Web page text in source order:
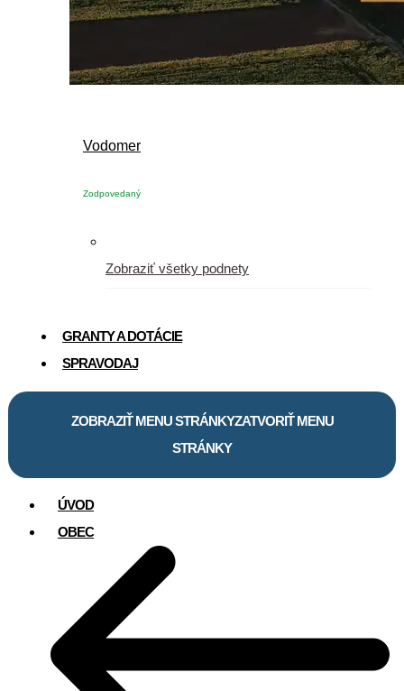
Vodomer
Zodpovedaný
Zobraziť všetky podnety
GRANTY A DOTÁCIE
SPRAVODAJ
ZOBRAZIŤ MENU STRÁNKYZATVORIŤ MENU
STRÁNKY
ÚVOD
OBEC